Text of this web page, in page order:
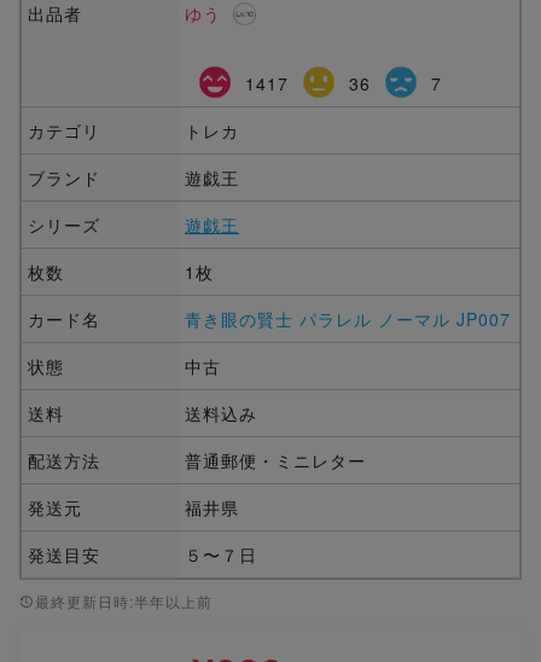
出品者 ゆう
1417 36
7
カテゴリ
トレカ
ブランド
遊戯王
シリーズ
遊戯王
枚数
1枚
カード名
青き眼の賢士 パラレル ノーマル JP007
状態
中古
送料
送料込み
配送方法
普通郵便・ミニレター
発送元
福井県
発送目安
５〜７日
最終更新日時:半年以上前